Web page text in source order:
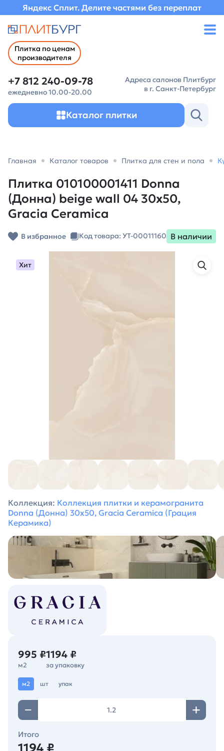
Яндекс Сплит. Делите частями без переплат
Плитка по ценам
производителя
+7 812 240-09-78
ежедневно 10.00-20.00
Адреса салонов Плитбург
в г. Санкт-Петербург
Каталог плитки
Главная Каталог товаров Плитка для стен и пола
Плитка 010100001411 Donna
(Донна) beige wall 04 30х50,
Gracia Ceramica
В избранное Код товара: УТ-00011160 В наличии
Хит
Коллекция: Коллекция плитки и керамогранита
Donna (Донна) 30х50, Gracia Ceramica (Грация
Керамика)
995 ₽
м2
1194 ₽
за упаковку
м2 шт упак
Итого
1194 ₽